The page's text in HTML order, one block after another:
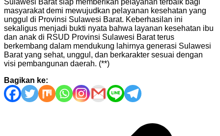
Sulawesi Barat siap memberikan pelayanan terbaik bagi
masyarakat demi mewujudkan pelayanan kesehatan yang
unggul di Provinsi Sulawesi Barat. Keberhasilan ini
sekaligus menjadi bukti nyata bahwa layanan kesehatan ibu
dan anak di RSUD Provinsi Sulawesi Barat terus
berkembang dalam mendukung lahirnya generasi Sulawesi
Barat yang sehat, unggul, dan berkarakter sesuai dengan
visi pembangunan daerah. (**)
Bagikan ke: